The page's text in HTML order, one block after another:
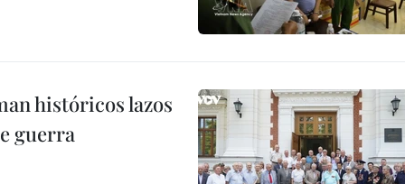
históricos lazos
guerra